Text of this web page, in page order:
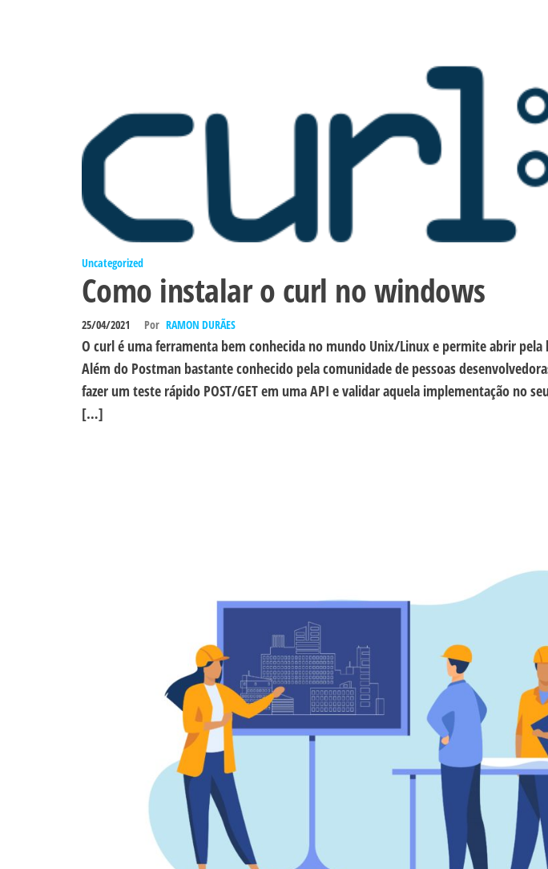
Uncategorized
Como instalar o curl no windows
25/04/2021 Por RAMON DURÃES
O curl é uma ferramenta bem conhecida no mundo Unix/Linux e permite abrir pela
Além do Postman bastante conhecido pela comunidade de pessoas
fazer um teste rápido POST/GET em uma API e validar aquela implementação no
[…]